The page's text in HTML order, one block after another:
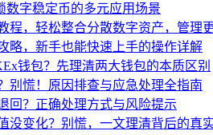
数字稳定币的多元应用场景
程，轻松整合分散数字资产，管理
略，新手也能快速上手的操作详解
钱包？先理清两大钱包的本质区别
别慌！原因排查与应急处理全指南
回？正确处理方式与风险提示
没变化？别慌，一文理清背后的真